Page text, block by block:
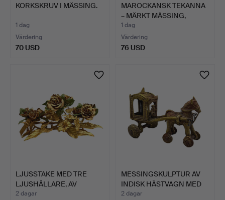
KORKSKRUV I MÄSSING.
1 dag
Värdering
70 USD
MAROCKANSK TEKANNA
– MÄRKT MÄSSING,
FYRBEN…
1 dag
Värdering
76 USD
LJUSSTAKE MED TRE
LJUSHÅLLARE, AV
FÖRGYLLD…
2 dagar
MESSINGSKULPTUR AV
INDISK HÄSTVAGN MED
KUS…
2 dagar